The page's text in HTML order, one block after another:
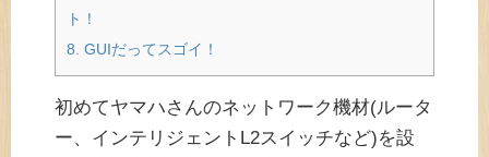
ト！
8. GUIだってスゴイ！
初めてヤマハさんのネットワーク機材(ルータ
ー、インテリジェントL2スイッチなど)を設